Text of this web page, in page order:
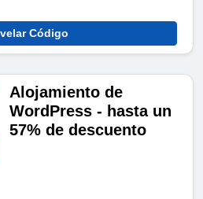
Código
Alojamiento de
WordPress - hasta un
57% de descuento